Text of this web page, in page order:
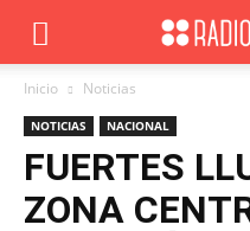
Inicio Noticias
NOTICIAS NACIONAL
FUERTES
ZONA